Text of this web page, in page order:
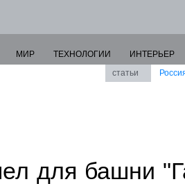
МИР ТЕХНОЛОГИИ
ИНТЕРЬЕР
статьи
для башни